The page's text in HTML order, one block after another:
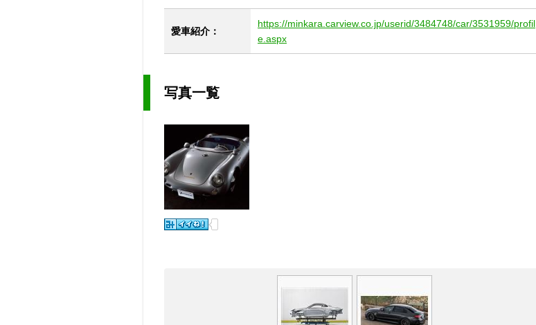
愛車紹介：
https://minkara.carview.co.jp/userid/3484748/car/3531959/profil
e.aspx
写真一覧